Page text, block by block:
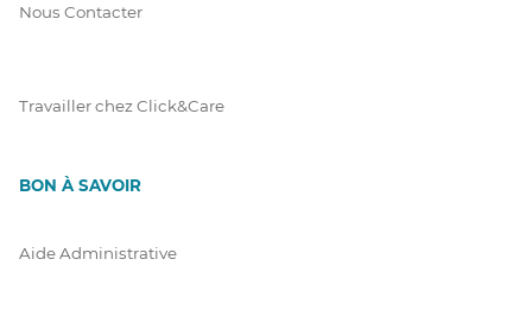
Nous Contacter
Travailler chez Click&Care
BON À SAVOIR
Aide Administrative